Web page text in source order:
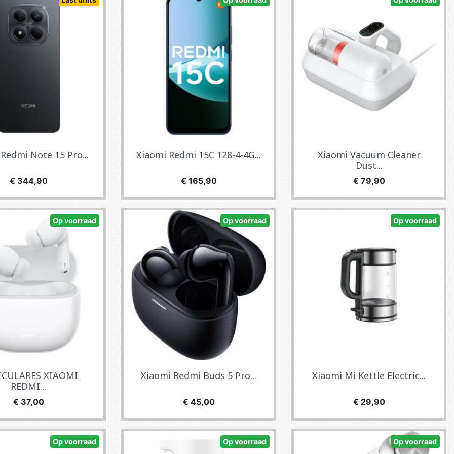
Note 15 Pro...
Prijs
€ 344,90
Xiaomi Redmi 15C 128-4-4G...
Prijs
€ 165,90
Xiaomi Vacuum Cleaner
Dust...
Prijs
€ 79,90
Op voorraad
XIAOMI
REDMI...
Prijs
€ 37,00
Op voorraad
Xiaomi Redmi Buds 5 Pro...
Prijs
€ 45,00
Op voorraad
Xiaomi Mi Kettle Electric...
Prijs
€ 29,90
Op voorraad Op voorraad Op voorraad